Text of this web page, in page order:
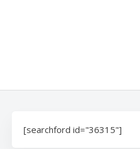
[searchford id="36315"]